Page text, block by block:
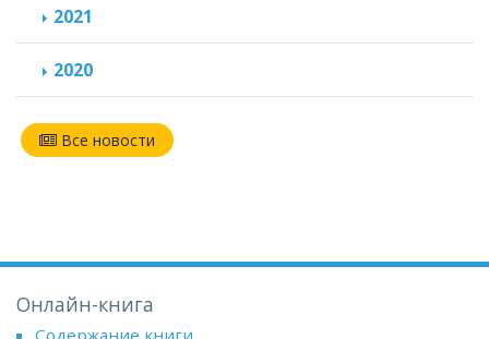
2021
2020
Все новости
Онлайн-книга